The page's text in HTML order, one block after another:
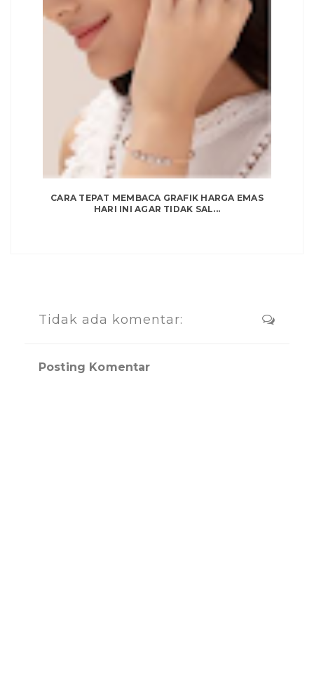
CARA TEPAT MEMBACA GRAFIK HARGA EMAS
HARI INI AGAR TIDAK SAL...
Tidak ada komentar:
Posting Komentar